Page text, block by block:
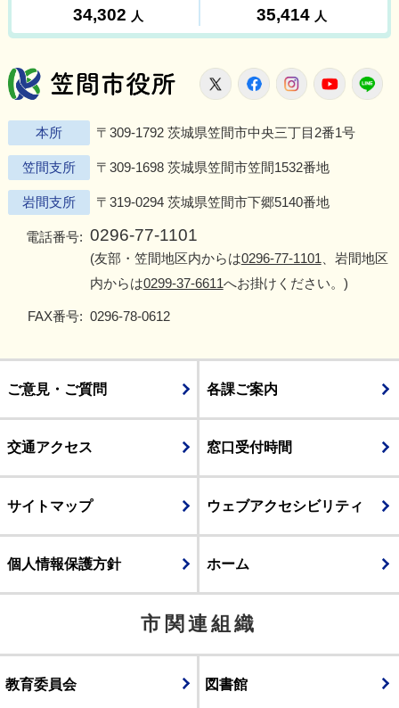
笠間市役所
X FacebookInstagram
本所 〒309-1792 茨城県笠間市中央三丁目2番1号
笠間支所 〒309-1698 茨城県笠間市笠間1532番地
岩間支所 〒319-0294 茨城県笠間市下郷5140番地
電話番号: 0296-77-1101
(友部・笠間地区内からは0296-77-1101 、岩間地区
内からは0299-37-6611へお掛けください。)
FAX番号: 0296-78-0612
ご意見・ご質問 各課ご案内
交通アクセス 窓口受付時間
サイトマップ ウェブアクセシビリティ
個人情報保護方針 ホーム
市関連組織
教育委員会 図書館